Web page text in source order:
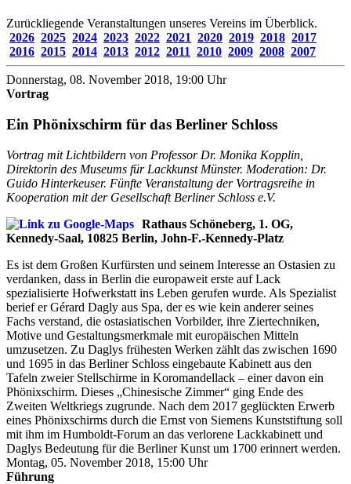
Zurückliegende Veranstaltungen unseres Vereins im Überblick.
2026 2025 2024 2023 2022 2021 2020 2019 2018 2017
2016 2015 2014 2013 2012 2011 2010 2009 2008 2007
Donnerstag, 08. November 2018, 19:00 Uhr
Vortrag
Ein Phönixschirm für das Berliner Schloss
Vortrag mit Lichtbildern von Professor Dr. Monika Kopplin,
Direktorin des Museums für Lackkunst Münster. Moderation: Dr.
Guido Hinterkeuser. Fünfte Veranstaltung der Vortragsreihe in
Kooperation mit der Gesellschaft Berliner Schloss e.V.
Rathaus Schöneberg, 1. OG,
Kennedy-Saal, 10825 Berlin, John-F.-Kennedy-Platz
Es ist dem Großen Kurfürsten und seinem Interesse an Ostasien zu
verdanken, dass in Berlin die europaweit erste auf Lack
spezialisierte Hofwerkstatt ins Leben gerufen wurde. Als Spezialist
berief er Gérard Dagly aus Spa, der es wie kein anderer seines
Fachs verstand, die ostasiatischen Vorbilder, ihre Ziertechniken,
Motive und Gestaltungsmerkmale mit europäischen Mitteln
umzusetzen. Zu Daglys frühesten Werken zählt das zwischen 1690
und 1695 in das Berliner Schloss eingebaute Kabinett aus den
Tafeln zweier Stellschirme in Koromandellack – einer davon ein
Phönixschirm. Dieses „Chinesische Zimmer“ ging Ende des
Zweiten Weltkriegs zugrunde. Nach dem 2017 geglückten Erwerb
eines Phönixschirms durch die Ernst von Siemens Kunststiftung soll
mit ihm im Humboldt-Forum an das verlorene Lackkabinett und
Daglys Bedeutung für die Berliner Kunst um 1700 erinnert werden.
Montag, 05. November 2018, 15:00 Uhr
Führung